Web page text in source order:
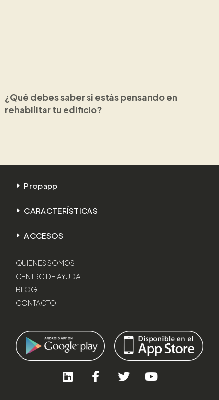
¿Qué debes saber si estás pensando en
rehabilitar tu edificio?
Propapp
CARACTERÍSTICAS
ACCESOS
· QUIENES SOMOS
· CENTRO DE AYUDA
· BLOG
· CONTACTO